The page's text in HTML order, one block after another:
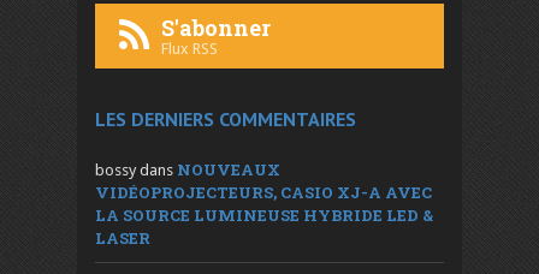
S'abonner
Flux RSS
LES DERNIERS COMMENTAIRES
bossy dans NOUVEAUX
VIDÉOPROJECTEURS, CASIO XJ-A AVEC
LA SOURCE LUMINEUSE HYBRIDE LED &
LASER